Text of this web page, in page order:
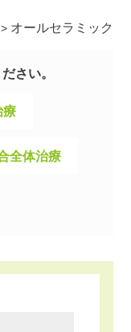
> オールセラミック
さい。
療
全体治療